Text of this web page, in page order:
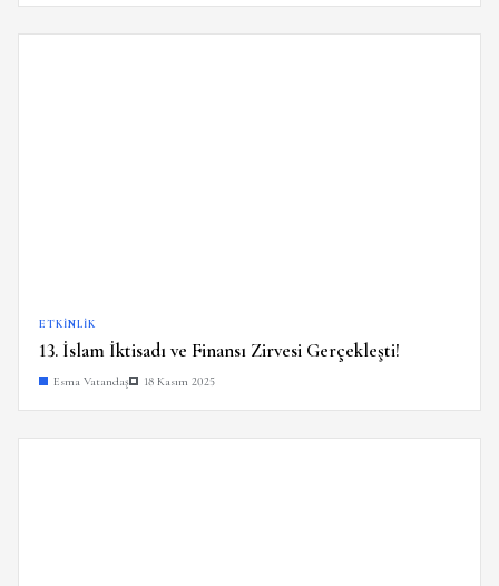
ETKINLIK
13. İslam İktisadı ve Finansı Zirvesi Gerçekleşti!
Esma Vatandaş 18 Kasım 2025